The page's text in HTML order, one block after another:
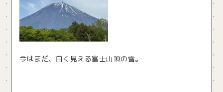
今はまだ、白く見える富士山頂の雪。